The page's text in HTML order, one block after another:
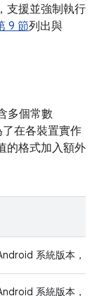
支援並強制執行
9 節列出與
多個常數
在各裝置實作
的格式加入額外
系統版本，
系統版本，